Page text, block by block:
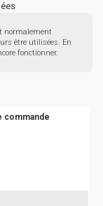
normalement
être utilisées. En
fonctionner.
commande